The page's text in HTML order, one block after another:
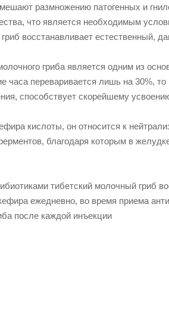
размножению патогенных и
что является необходимым
восстанавливает естественный,
гриба является одним из
часа переваривается лишь на 30%,
способствует скорейшему
кислоты, он относится к
благодаря которым в
тибетский молочный гриб
ежедневно, во время приема
после каждой инъекции